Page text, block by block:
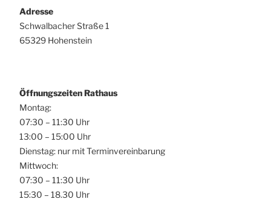
Adresse
Schwalbacher Straße 1
65329 Hohenstein
Öffnungszeiten Rathaus
Montag:
07:30 – 11:30 Uhr
13:00 – 15:00 Uhr
Dienstag: nur mit Terminvereinbarung
Mittwoch:
07:30 – 11:30 Uhr
15:30 – 18.30 Uhr